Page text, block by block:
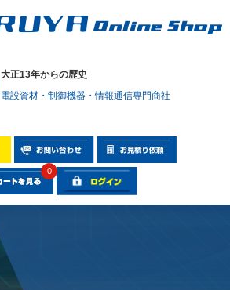
大正13年からの歴史
電設資材・制御機器・情報通信専門商社
0